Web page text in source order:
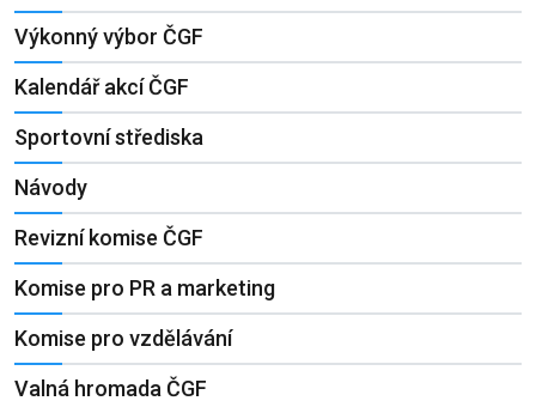
Výkonný výbor ČGF
Kalendář akcí ČGF
Sportovní střediska
Návody
Revizní komise ČGF
Komise pro PR a marketing
Komise pro vzdělávání
Valná hromada ČGF